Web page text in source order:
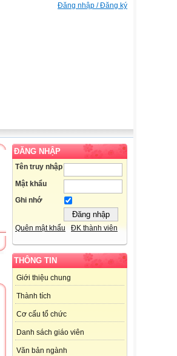
Đăng nhập / Đăng ký
ĐĂNG NHẬP
Tên truy nhập
Mật khẩu
Ghi nhớ
Quên mật khẩu ĐK thành viên
THÔNG TIN
Giới thiệu chung
Thành tích
Cơ cấu tổ chức
Danh sách giáo viên
Văn bản ngành